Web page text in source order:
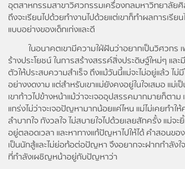
อุตสาหกรรมสาขาวิศวกรรมเครื่องกลมหาวิทยาลัย
ถึงจะเรียนไปด้วยทำงานไปด้วยแต่เขาก็ทำผลการเรีย
แบบอย่างของเด็กเก่งและดี
ในอนาคตเขามีความใฝ่ฝันว่าอยากเป็นวิศวกร เพ
ร้างประโยชน์ ในการสร้างสรรค์สิ่งประดิษฐ์ใหม่ๆ แล
ตัวให้ประสบความสำเร็จ ถึงแม้วันนี้แม่จะไม่อยู่แล้ว ไม่
อย่างงดงาม แต่สำหรับเขาแม่ยังคงอยู่ในใจเสมอ แม่
เขาก้าวไปข้างหน้าแม้ว่าจะเจออุปสรรคมากมายก็ตาม
แกร่งไม่ว่าจะเจอปัญหามากน้อยแค่ไหน แม่ไม่เคยทำ
ลำบากใจ กังวลใจ ไม่สบายใจไปด้วยเลยสักครั้ง แม่จ
อยู่ตลอดเวลา และหาทางแก้ปัญหาไปให้ได้ คำสอนขอ
เป็นนักสู้และไม่ย่อท้อต่อปัญหา จึงอยากจะฝากกำลัง
ที่กำลังเผชิญหน้าอยู่กับปัญหาว่า